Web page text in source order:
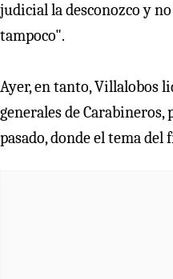
judicial la desconozco y
tampoco".
Ayer, en tanto, Villalobos
generales de Carabineros,
pasado, donde el tema del